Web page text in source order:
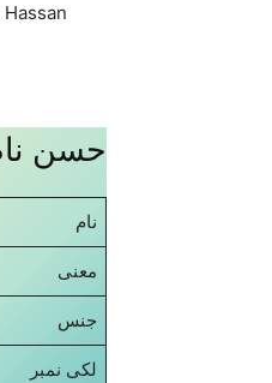
حسن
نام
معنی
جنس
لکی نمبر